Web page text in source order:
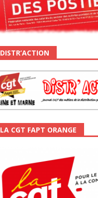
DISTR’ACTION
LA CGT FAPT ORANGE